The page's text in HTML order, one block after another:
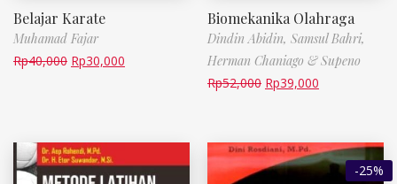
Belajar Karate
Muhamad Fajar
Rp40,000 Rp30,000
Biomekanika Olahraga
Dindin Abidin, Samsul Bahri,
Herman Chaniago & Supeno
Rp52,000 Rp39,000
-25%